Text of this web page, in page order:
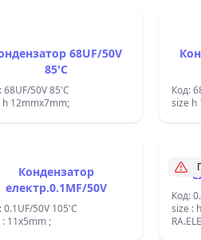
68UF/50V
85'C
68UF/50V 85'C
h 12mmx7mm;
Код:
size h
Кондензатор
електр.0.1MF/50V
0.1UF/50V 105'C
size : 11x5mm ;
Код:
size :